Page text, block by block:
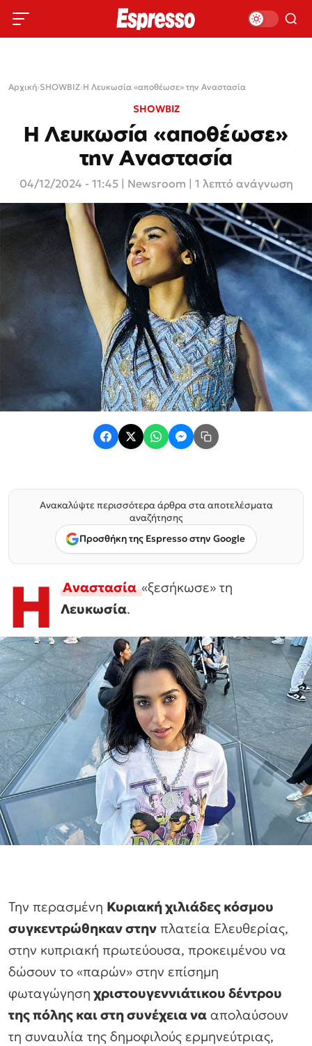
Αρχική›SHOWBIZ›Η Λευκωσία «αποθέωσε» την Αναστασία
SHOWBIZ
Η Λευκωσία «αποθέωσε»
την Αναστασία
04/12/2024 - 11:45 Newsroom | 1 λεπτό ανάγνωση
Ανακαλύψτε περισσότερα άρθρα στα αποτελέσματα
αναζήτησης
Προσθήκη της Espresso στην Google
Η Αναστασία «ξεσήκωσε» τη
Λευκωσία.
Την περασμένη Κυριακή χιλιάδες κόσμου
συγκεντρώθηκαν στην πλατεία Ελευθερίας,
στην κυπριακή πρωτεύουσα, προκειμένου να
δώσουν το «παρών» στην επίσημη
φωταγώγηση χριστουγεννιάτικου δέντρου
της πόλης και στη συνέχεια να απολαύσουν
τη συναυλία της δημοφιλούς ερμηνεύτριας,